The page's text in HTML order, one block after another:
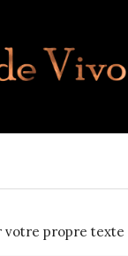
votre propre texte